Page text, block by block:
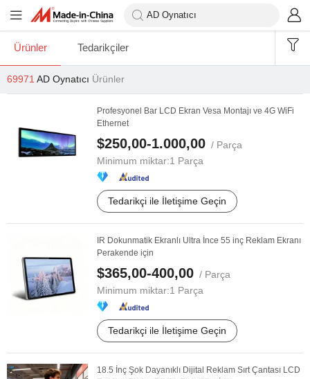
Ürünler Tedarikçiler
69971 AD Oynatıcı Ürünler
Profesyonel Bar LCD Ekran Vesa Montajı ve 4G WiFi
Ethernet
$250,00-1.000,00 / Parça
Minimum miktar:1 Parça
Tedarikçi ile İletişime Geçin
IR Dokunmatik Ekranlı Ultra İnce 55 inç Reklam Ekranı
Perakende için
$365,00-400,00 / Parça
Minimum miktar:1 Parça
Tedarikçi ile İletişime Geçin
18.5 İnç Şok Dayanıklı Dijital Reklam Sırt Çantası LCD